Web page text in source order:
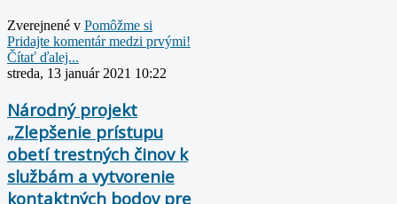
Zverejnené v Pomôžme si
Pridajte komentár medzi prvými!
Čítať ďalej...
streda, 13 január 2021 10:22
Národný projekt
„Zlepšenie prístupu
obetí trestných činov k
službám a vytvorenie
kontaktných bodov pre